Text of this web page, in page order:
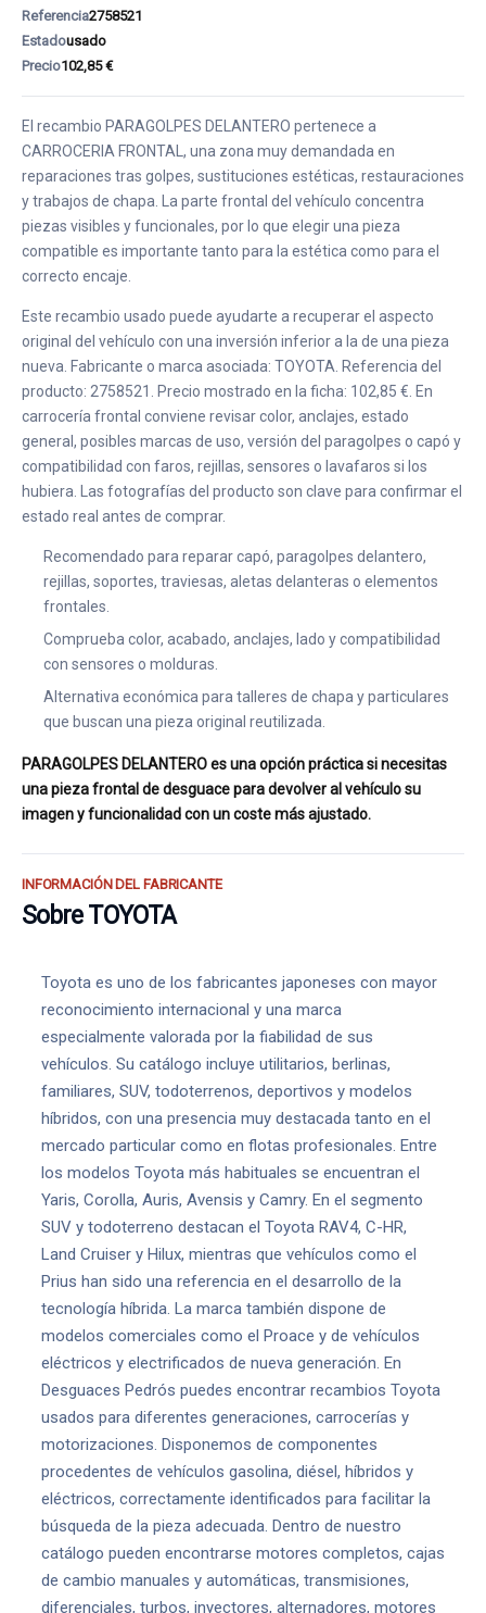
Referencia2758521
Estadousado
Precio102,85 €
El recambio PARAGOLPES DELANTERO pertenece a
CARROCERIA FRONTAL, una zona muy demandada en
reparaciones tras golpes, sustituciones estéticas, restauraciones
y trabajos de chapa. La parte frontal del vehículo concentra
piezas visibles y funcionales, por lo que elegir una pieza
compatible es importante tanto para la estética como para el
correcto encaje.
Este recambio usado puede ayudarte a recuperar el aspecto
original del vehículo con una inversión inferior a la de una pieza
nueva. Fabricante o marca asociada: TOYOTA. Referencia del
producto: 2758521. Precio mostrado en la ficha: 102,85 €. En
carrocería frontal conviene revisar color, anclajes, estado
general, posibles marcas de uso, versión del paragolpes o capó y
compatibilidad con faros, rejillas, sensores o lavafaros si los
hubiera. Las fotografías del producto son clave para confirmar el
estado real antes de comprar.
Recomendado para reparar capó, paragolpes delantero,
rejillas, soportes, traviesas, aletas delanteras o elementos
frontales.
Comprueba color, acabado, anclajes, lado y compatibilidad
con sensores o molduras.
Alternativa económica para talleres de chapa y particulares
que buscan una pieza original reutilizada.
PARAGOLPES DELANTERO es una opción práctica si necesitas
una pieza frontal de desguace para devolver al vehículo su
imagen y funcionalidad con un coste más ajustado.
INFORMACIÓN DEL FABRICANTE
Sobre TOYOTA
Toyota es uno de los fabricantes japoneses con mayor
reconocimiento internacional y una marca
especialmente valorada por la fiabilidad de sus
vehículos. Su catálogo incluye utilitarios, berlinas,
familiares, SUV, todoterrenos, deportivos y modelos
híbridos, con una presencia muy destacada tanto en el
mercado particular como en flotas profesionales. Entre
los modelos Toyota más habituales se encuentran el
Yaris, Corolla, Auris, Avensis y Camry. En el segmento
SUV y todoterreno destacan el Toyota RAV4, C-HR,
Land Cruiser y Hilux, mientras que vehículos como el
Prius han sido una referencia en el desarrollo de la
tecnología híbrida. La marca también dispone de
modelos comerciales como el Proace y de vehículos
eléctricos y electrificados de nueva generación. En
Desguaces Pedrós puedes encontrar recambios Toyota
usados para diferentes generaciones, carrocerías y
motorizaciones. Disponemos de componentes
procedentes de vehículos gasolina, diésel, híbridos y
eléctricos, correctamente identificados para facilitar la
búsqueda de la pieza adecuada. Dentro de nuestro
catálogo pueden encontrarse motores completos, cajas
de cambio manuales y automáticas, transmisiones,
diferenciales, turbos, inyectores, alternadores, motores